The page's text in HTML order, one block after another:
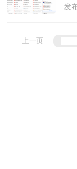
包
发
上一页